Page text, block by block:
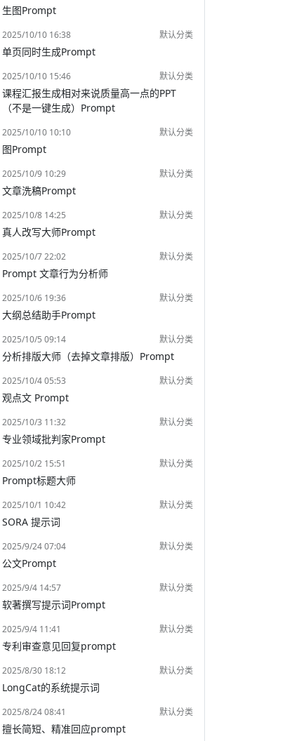
生图Prompt
2025/10/10 16:38 默认分类
单页同时生成Prompt
2025/10/10 15:46 默认分类
课程汇报生成相对来说质量高一点的PPT
（不是一键生成）Prompt
2025/10/10 10:10 默认分类
图Prompt
2025/10/9 10:29 默认分类
文章洗稿Prompt
2025/10/8 14:25 默认分类
真人改写大师Prompt
2025/10/7 22:02 默认分类
Prompt 文章行为分析师
2025/10/6 19:36 默认分类
大纲总结助手Prompt
2025/10/5 09:14 默认分类
分析排版大师（去掉文章排版）Prompt
2025/10/4 05:53 默认分类
观点文 Prompt
2025/10/3 11:32 默认分类
专业领域批判家Prompt
2025/10/2 15:51 默认分类
Prompt标题大师
2025/10/1 10:42 默认分类
SORA 提示词
2025/9/24 07:04 默认分类
公文Prompt
2025/9/4 14:57 默认分类
软著撰写提示词Prompt
2025/9/4 11:41 默认分类
专利审查意见回复prompt
2025/8/30 18:12 默认分类
LongCat的系统提示词
2025/8/24 08:41 默认分类
擅长简短、精准回应prompt